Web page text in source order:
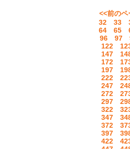
<<前のペ
32
33
64
65
96
97
122
147
172
197
222
247
272
297
322
347
372
397
422